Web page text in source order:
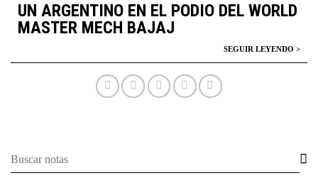
UN ARGENTINO EN EL PODIO DEL WORLD
MASTER MECH BAJAJ